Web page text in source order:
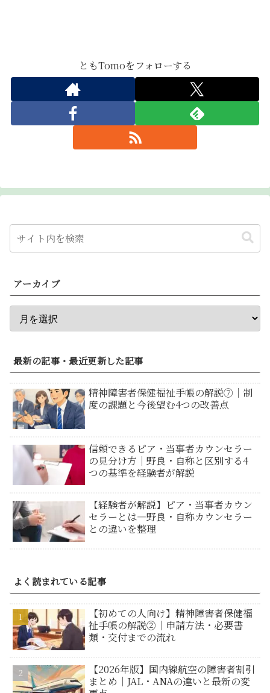
ともTomoをフォローする
アーカイブ
最新の記事・最近更新した記事
精神障害者保健福祉手帳の解説⑦｜制
度の課題と今後望む4つの改善点
信頼できるピア・当事者カウンセラー
の見分け方｜野良・自称と区別する4
つの基準を経験者が解説
【経験者が解説】ピア・当事者カウン
セラーとは―野良・自称カウンセラー
との違いを整理
よく読まれている記事
【初めての人向け】精神障害者保健福
祉手帳の解説②｜申請方法・必要書
類・交付までの流れ
【2026年版】国内線航空の障害者割引
まとめ｜JAL・ANAの違いと最新の変